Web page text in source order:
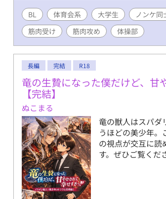
り、インカレの夜
熱い記憶がフラッ
と深く押せよ」と
いいよ」という声
熱を帯びる。ロ
肩から背中、腰
れると、韮川の体
ル前立腺ケア」が
ぎ、坂口の唇がそ
持ち主・高瀬の手
ちの客の声が廊下
リルを煽る。エス
BL 体育会系 大学生 ノンケ同
筋肉受け
筋肉攻め 体操部
長編 完結 R18
竜の生贄になった僕だけど、甘
【完結】
ぬこまる
竜の獣人はスパダ
うほどの美少年。
の視点が交互に読
す。ぜひご覧くだ